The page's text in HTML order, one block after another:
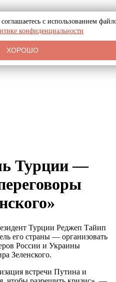
Турции —
Турции Реджеп Тайип
его страны — организовать
России и Украины
Зеленского.
встречи Путина и
с использованием
конфиденциальности
ХОРОШО